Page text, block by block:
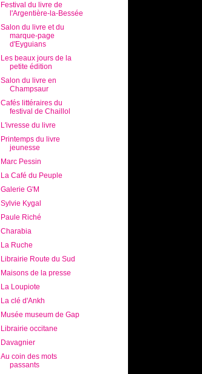
Festival du livre de
l'Argentière-la-Bessée
Salon du livre et du
marque-page
d'Eyguians
Les beaux jours de la
petite édition
Salon du livre en
Champsaur
Cafés littéraires du
festival de Chaillol
L'ivresse du livre
Printemps du livre
jeunesse
Marc Pessin
La Café du Peuple
Galerie G'M
Sylvie Kygal
Paule Riché
Charabia
La Ruche
Librairie Route du Sud
Maisons de la presse
La Loupiote
La clé d'Ankh
Musée museum de Gap
Librairie occitane
Davagnier
Au coin des mots
passants